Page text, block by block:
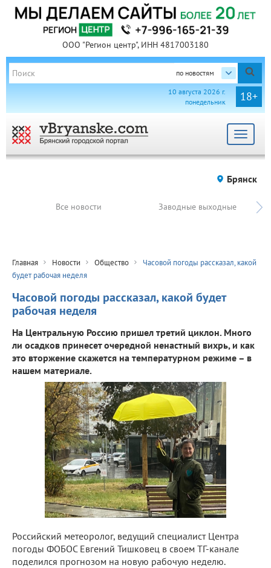
ООО "Регион центр", ИНН 4817003180
по новостям
18+
10 августа 2026 г.
понедельник
Toggle
Брянск
Все новости Заводные выходные
Главная Новости Общество
Часовой погоды рассказал, какой
будет рабочая неделя
Часовой погоды рассказал, какой будет
рабочая неделя
На Центральную Россию пришел третий циклон. Много
ли осадков принесет очередной ненастный вихрь, и как
это вторжение скажется на температурном режиме – в
нашем материале.
Российский метеоролог, ведущий специалист Центра
погоды ФОБОС Евгений Тишковец в своем ТГ-канале
поделился прогнозом на новую рабочую неделю.